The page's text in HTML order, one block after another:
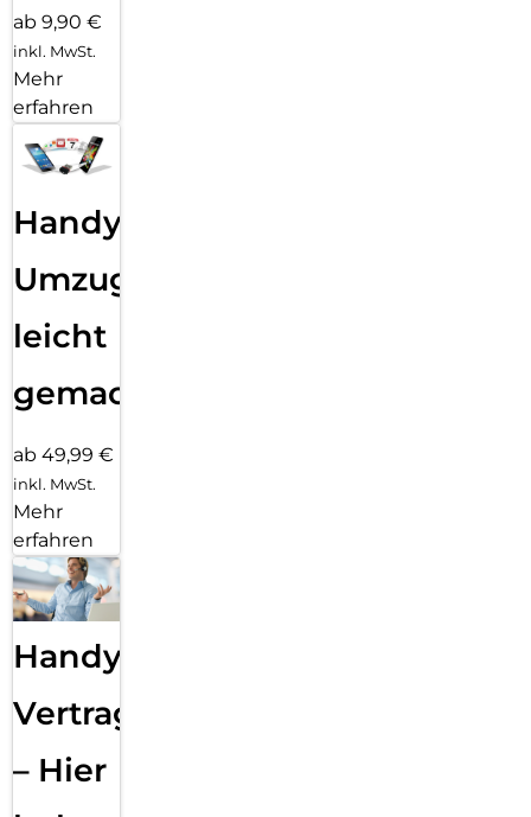
ab 9,90 €
inkl. MwSt.
Mehr
erfahren
Handy
Umzug
leicht
gemacht!
ab 49,99 €
inkl. MwSt.
Mehr
erfahren
Handy
Vertragsabwicklung
– Hier